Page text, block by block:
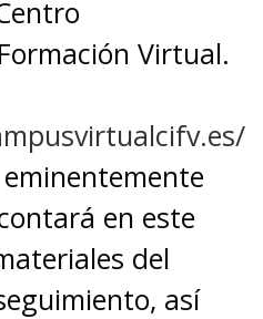
Virtual.
en este
del
así